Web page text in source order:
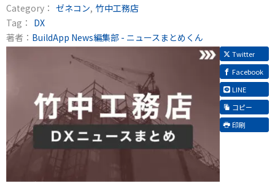
Category： ゼネコン 竹中工務店
Tag： DX
著者： BuildApp News編集部 - ニュースまとめくん
Twitter
Facebook
LINE
コピー
印刷